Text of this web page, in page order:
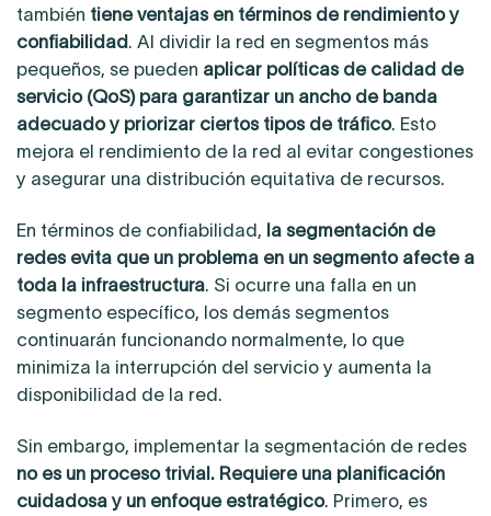
también tiene ventajas en términos de rendimiento y
confiabilidad. Al dividir la red en segmentos más
pequeños, se pueden aplicar políticas de calidad de
servicio (QoS) para garantizar un ancho de banda
adecuado y priorizar ciertos tipos de tráfico. Esto
mejora el rendimiento de la red al evitar congestiones
y asegurar una distribución equitativa de recursos.
En términos de confiabilidad, la segmentación de
redes evita que un problema en un segmento afecte a
toda la infraestructura. Si ocurre una falla en un
segmento específico, los demás segmentos
continuarán funcionando normalmente, lo que
minimiza la interrupción del servicio y aumenta la
disponibilidad de la red.
Sin embargo, implementar la segmentación de redes
no es un proceso trivial. Requiere una planificación
cuidadosa y un enfoque estratégico. Primero, es